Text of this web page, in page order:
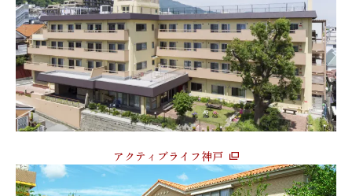
アクティブライフ神戸